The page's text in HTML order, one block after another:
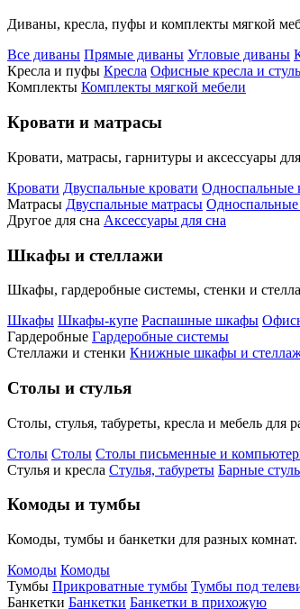
Диваны, кресла, пуфы и комплекты мягкой
Все диваны Прямые диваны Угловые диваны
Кресла и пуфы Кресла Офисные кресла и
Комплекты Комплекты мягкой мебели
Кровати и матрасы
Кровати, матрасы, гарнитуры и аксессуары
Кровати Двуспальные кровати Односпальные
Матрасы Двуспальные матрасы
Другое для сна Аксессуары для сна
Шкафы и стеллажи
Шкафы, гардеробные системы, стенки и
Шкафы Шкафы-купе Распашные шкафы
Гардеробные Гардеробные системы
Стеллажи и стенки Книжные шкафы и
Столы и стулья
Столы, стулья, табуреты, кресла и мебель для
Столы Столы Столы письменные и
Стулья и кресла Стулья, табуреты Барные
Комоды и тумбы
Комоды, тумбы и банкетки для разных комнат.
Комоды Комоды
Тумбы Прикроватные тумбы Тумбы под
Банкетки Банкетки Банкетки в прихожую